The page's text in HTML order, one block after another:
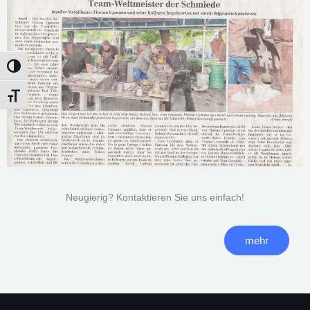
Umschalten auf hohe Kontraste
Schrift vergrößern
Neugierig? Kontaktieren Sie uns einfach!
mehr